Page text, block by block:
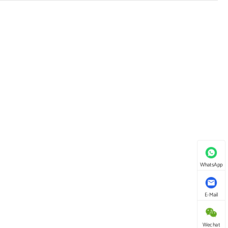
WhatsApp
E-Mail
Wechat